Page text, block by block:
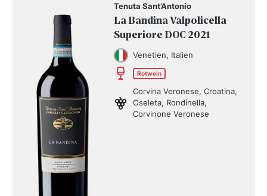
Tenuta Sant’Antonio
La Bandina Valpolicella
Superiore DOC 2021
Venetien, Italien
Rotwein
Corvina Veronese, Croatina,
Oseleta, Rondinella,
Corvinone Veronese